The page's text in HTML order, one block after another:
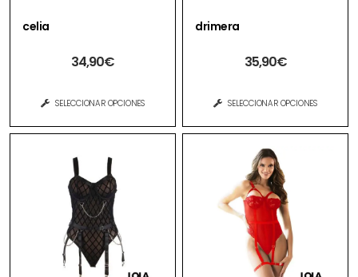
celia
34,90€
SELECCIONAR OPCIONES
drimera
35,90€
SELECCIONAR OPCIONES